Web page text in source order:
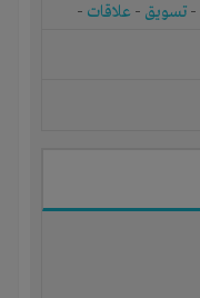
- تسويق - علاقات -